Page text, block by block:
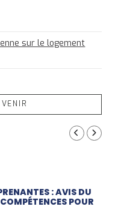
sur le logement
: AVIS DU
POUR